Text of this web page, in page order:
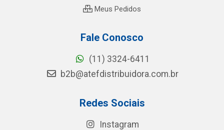
Meus Pedidos
Fale Conosco
(11) 3324-6411
b2b@atefdistribuidora.com.br
Redes Sociais
Instagram